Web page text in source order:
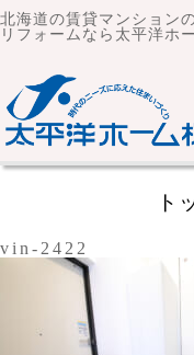
北海道の賃貸マンション
リフォームなら太平洋ホ
ト
vin-2422